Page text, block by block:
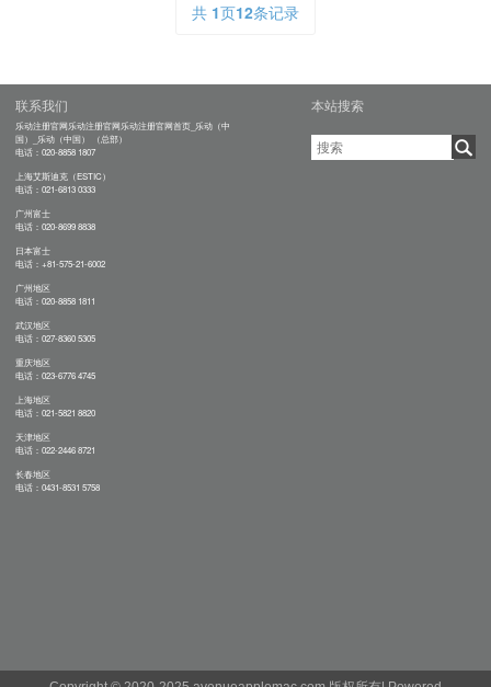
共 1页12条记录
本站搜索
联系我们
乐动注册官网乐动注册官网乐动注册官网首页_乐动（中
国）_乐动（中国） （总部）
电话：020-8858 1807
上海艾斯迪克（ESTIC）
电话：021-6813 0333
广州富士
电话：020-8699 8838
日本富士
电话：+81-575-21-6002
广州地区
电话：020-8858 1811
武汉地区
电话：027-8360 5305
重庆地区
电话：023-6776 4745
上海地区
电话：021-5821 8820
天津地区
电话：022-2446 8721
长春地区
电话：0431-8531 5758